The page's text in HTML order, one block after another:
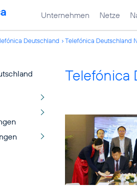
Unternehmen Netze
Deutschland Telefónica Deutschland
Telefónica